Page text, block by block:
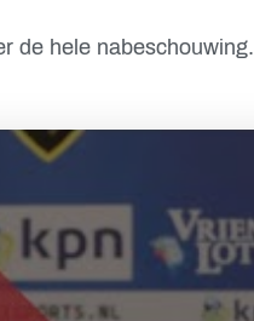
de hele nabeschouwing.